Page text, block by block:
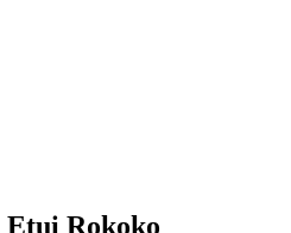
Etui Rokoko